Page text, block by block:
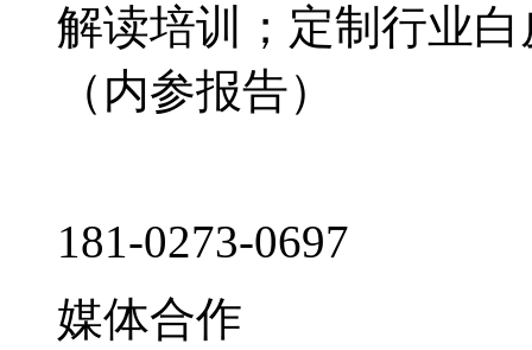
解读培训；定制行业
（内参报告）
181-0273-0697
媒体合作